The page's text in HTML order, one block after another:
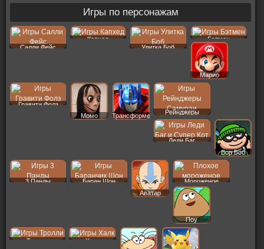
Игры по персонажам
Салли Фейс
Капхед
Улитка Боб
Бэтмен
Марио
Гравити Фолз
Момо
Трансформеры
Рейнджеры
Леди Баг
Вор Боб
3 Панды
Баран Шон
Аватар
Мороженое
Поу
Тролли Халк